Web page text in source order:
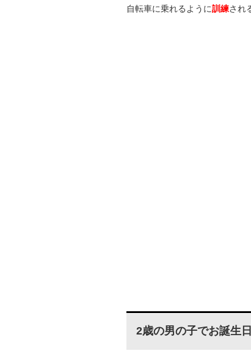
自転車に乗れるように訓練され
2歳の男の子でお誕生